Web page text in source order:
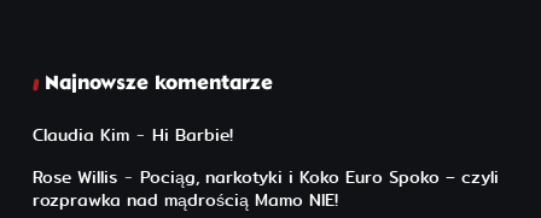
Najnowsze komentarze
Claudia Kim- Hi Barbie!
Rose Willis- Pociąg, narkotyki i Koko Euro Spoko – czyli
rozprawka nad mądrością Mamo NIE!